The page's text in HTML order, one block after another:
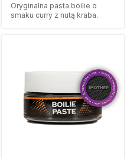
Oryginalna pasta boilie o
smaku curry z nutą kraba.